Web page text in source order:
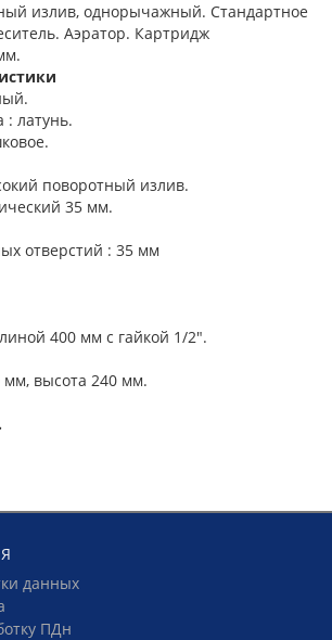
излив, однорычажный. Стандартное
Аэратор. Картридж
: латунь.
поворотный излив.
35 мм.
отверстий : 35 мм
400 мм с гайкой 1/2".
высота 240 мм.
данных
ПДн